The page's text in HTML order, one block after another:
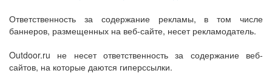
Ответственность за содержание рекламы, в том числе
баннеров, размещенных на веб-сайте, несет рекламодатель.
Outdoor.ru не несет ответственность за содержание веб-
сайтов, на которые даются гиперссылки.